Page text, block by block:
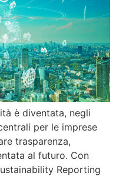
è diventata, negli
per le imprese
trasparenza,
al futuro. Con
Reporting